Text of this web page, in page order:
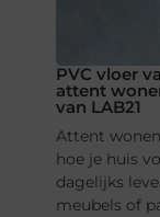
PVC vloer
attent
van LAB21
Attent
hoe je huis
dagelijks
meubels of